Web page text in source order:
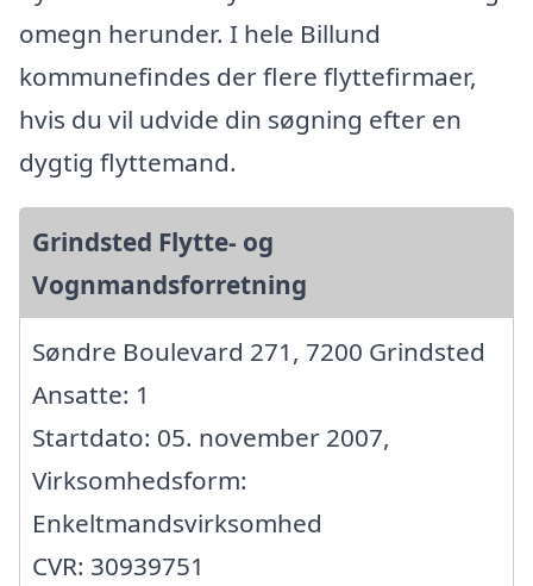
omegn herunder. I hele Billund
kommunefindes der flere flyttefirmaer,
hvis du vil udvide din søgning efter en
dygtig flyttemand.
Grindsted Flytte- og
Vognmandsforretning
Søndre Boulevard 271, 7200 Grindsted
Ansatte: 1
Startdato: 05. november 2007,
Virksomhedsform:
Enkeltmandsvirksomhed
CVR: 30939751